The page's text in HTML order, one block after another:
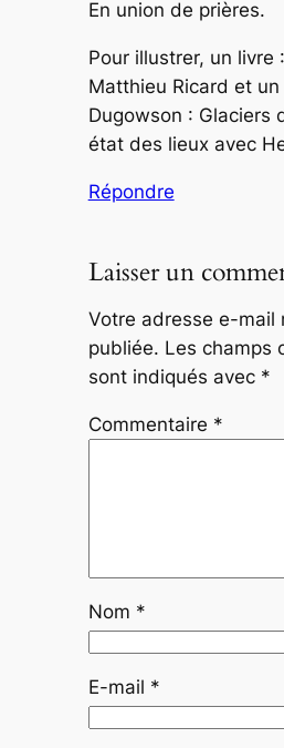
En union de prières.
Pour illustrer, un livre
Matthieu Ricard et
Dugowson : Glaciers
état des lieux avec
Répondre
Laisser un
Votre adresse e-mail
publiée. Les champs
sont indiqués avec *
Commentaire *
Nom *
E-mail *